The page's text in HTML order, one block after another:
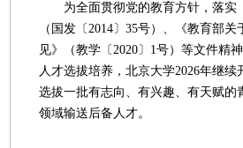
为全面贯彻党的教育方针，落实
（国发〔2014〕35号）、《教育部
见》（教学〔2020〕1号）等文件精
人才选拔培养，北京大学2026年继
选拔一批有志向、有兴趣、有天赋
领域输送后备人才。